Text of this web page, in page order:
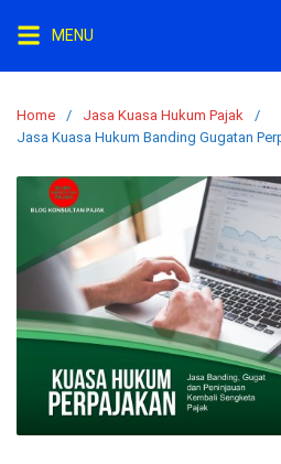
content
MENU
Home
Jasa Kuasa Hukum Pajak
Jasa Kuasa Hukum Banding Gugatan